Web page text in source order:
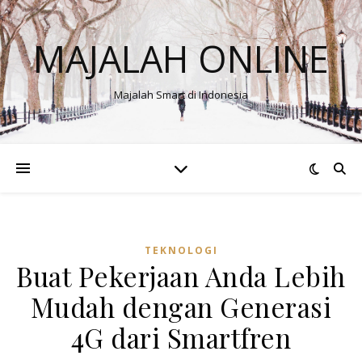
MAJALAH ONLINE
Majalah Smart di Indonesia
TEKNOLOGI
Buat Pekerjaan Anda Lebih
Mudah dengan Generasi
4G dari Smartfren